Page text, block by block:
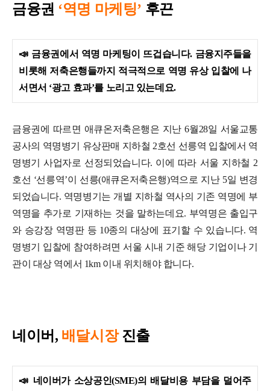
금융권 ‘역명 마케팅’ 후끈
📣 금융권에서 역명 마케팅이 뜨겁습니다. 금융지주들을
비롯해 저축은행들까지 적극적으로 역명 유상 입찰에 나
서면서 ‘광고 효과’를 노리고 있는데요.
금융권에 따르면 애큐온저축은행은 지난 6월28일 서울교통
공사의 역명병기 유상판매 지하철 2호선 선릉역 입찰에서 역
명병기 사업자로 선정되었습니다. 이에 따라 서울 지하철 2
호선 ‘선릉역’이 선릉(애큐온저축은행)역으로 지난 5일 변경
되었습니다. 역명병기는 개별 지하철 역사의 기존 역명에 부
역명을 추가로 기재하는 것을 말하는데요. 부역명은 출입구
와 승강장 역명판 등 10종의 대상에 표기할 수 있습니다. 역
명병기 입찰에 참여하려면 서울 시내 기준 해당 기업이나 기
관이 대상 역에서 1km 이내 위치해야 합니다.
네이버, 배달시장진출
📣 네이버가 소상공인(SME)의 배달비용 부담을 덜어주